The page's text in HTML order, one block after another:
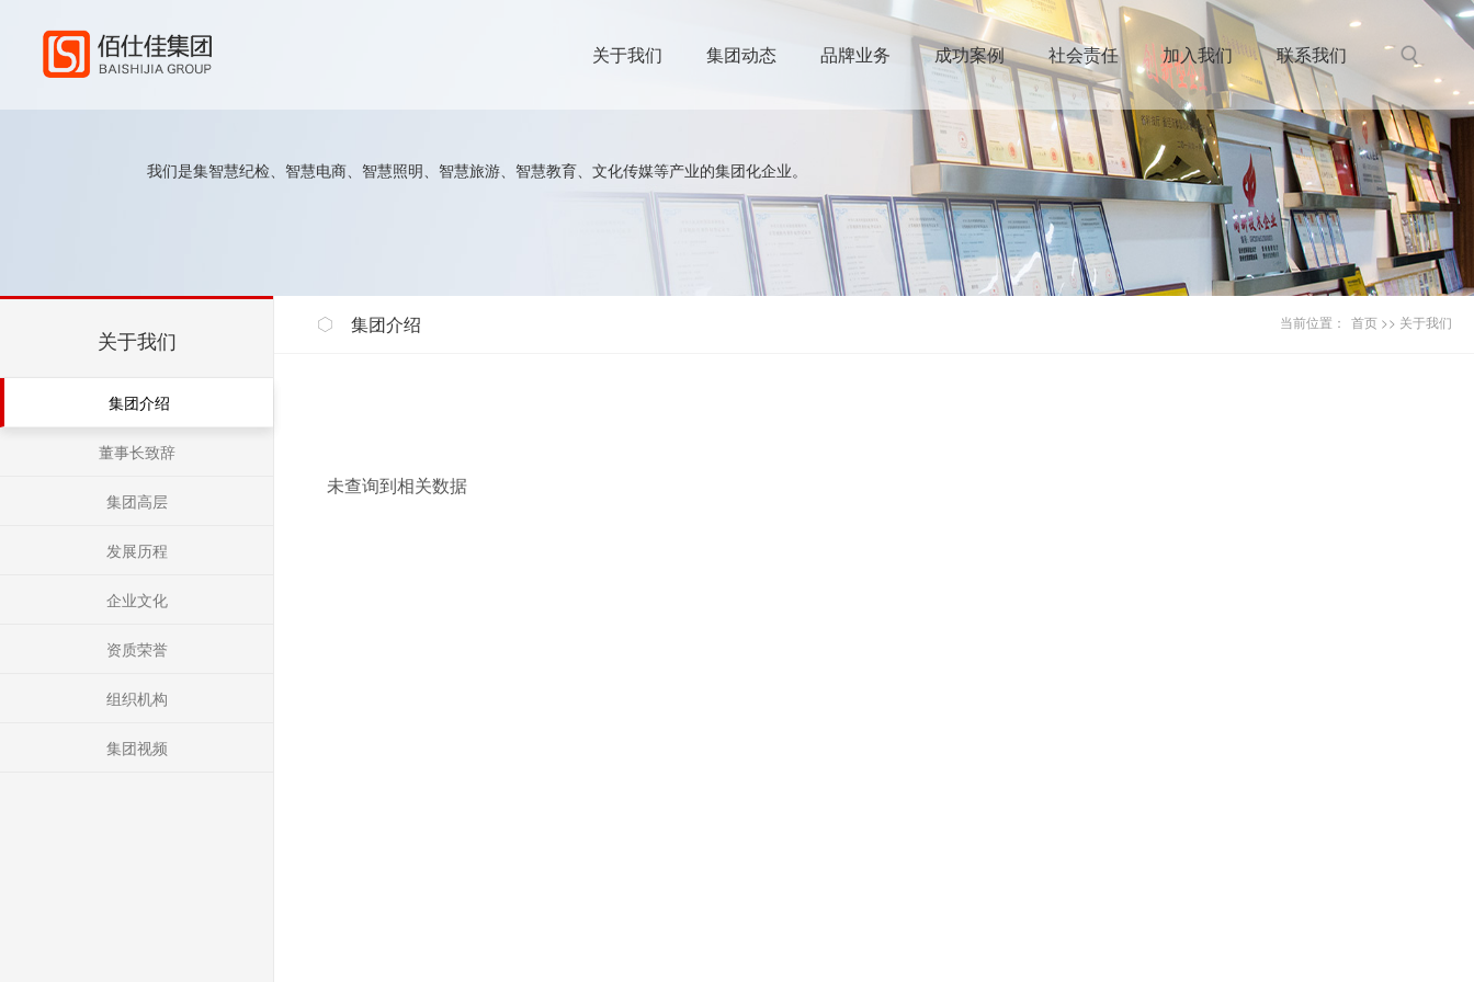
关于我们 集团动态 品牌业务 成功案例 社会责任 加入我们 联系我们
组织机构 集团视频
电集成）
热点关键词： 智慧纪检 智慧旅游（弱电集成） 文化传媒
我们是集智慧纪检、智慧电商、智慧照明、智慧旅游、智慧教育、文化传媒等产业的集团化企业。
关于我们
集团介绍
董事长致辞
集团高层
发展历程
企业文化
资质荣誉
组织机构
集团视频
当前位置： 首页 >> 关于我们
集团介绍
未查询到相关数据